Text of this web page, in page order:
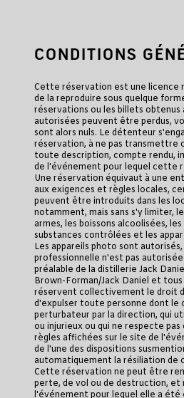
CONDITIONS
Cette réservation est une licence
de la reproduire sous quelque
réservations ou les billets obtenus
autorisées peuvent être perdus,
sont alors nuls. Le détenteur
réservation, à ne pas transmettre
toute description, compte rendu,
de l'événement pour lequel cette
Une réservation équivaut à une
aux exigences et règles locales,
peuvent être introduits dans les
notamment, mais sans s'y limiter,
armes, les boissons alcoolisées,
substances contrôlées et les
Les appareils photo sont
professionnelle n'est pas
préalable de la distillerie Jack
Brown-Forman/Jack Daniel et
réservent collectivement le droit
d'expulser toute personne dont le
perturbateur par la direction, qui
ou injurieux ou qui ne respecte
règles affichées sur le site de
de l'une des dispositions
automatiquement la résiliation de
Cette réservation ne peut être
perte, de vol ou de destruction, et
l'événement pour lequel elle a été